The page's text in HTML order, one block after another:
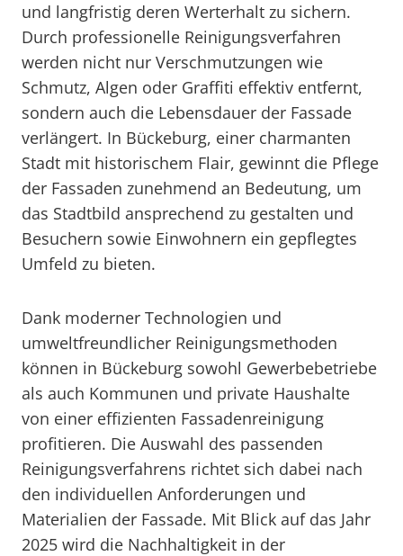
und langfristig deren Werterhalt zu sichern.
Durch professionelle Reinigungsverfahren
werden nicht nur Verschmutzungen wie
Schmutz, Algen oder Graffiti effektiv entfernt,
sondern auch die Lebensdauer der Fassade
verlängert. In Bückeburg, einer charmanten
Stadt mit historischem Flair, gewinnt die Pflege
der Fassaden zunehmend an Bedeutung, um
das Stadtbild ansprechend zu gestalten und
Besuchern sowie Einwohnern ein gepflegtes
Umfeld zu bieten.
Dank moderner Technologien und
umweltfreundlicher Reinigungsmethoden
können in Bückeburg sowohl Gewerbebetriebe
als auch Kommunen und private Haushalte
von einer effizienten Fassadenreinigung
profitieren. Die Auswahl des passenden
Reinigungsverfahrens richtet sich dabei nach
den individuellen Anforderungen und
Materialien der Fassade. Mit Blick auf das Jahr
2025 wird die Nachhaltigkeit in der